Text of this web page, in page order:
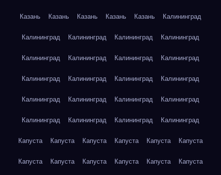
Казань Казань Казань Казань Казань Калининград
Калининград Калининград Калининград Калининград
Калининград Калининград Калининград Калининград
Калининград Калининград Калининград Калининград
Калининград Калининград Калининград Калининград
Калининград Калининград Калининград Калининград
Капуста Капуста Капуста Капуста Капуста Капуста
Капуста Капуста Капуста Капуста Капуста Капуста